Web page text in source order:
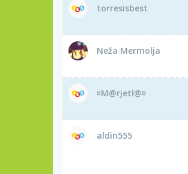
torresisbest
Neža Mermolja
¤M@rjetł@¤
aldin555